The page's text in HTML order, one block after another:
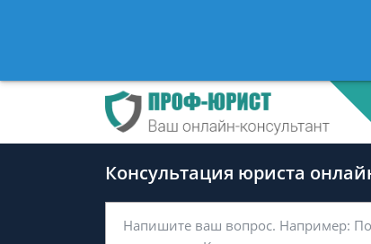
-
Консультация юриста